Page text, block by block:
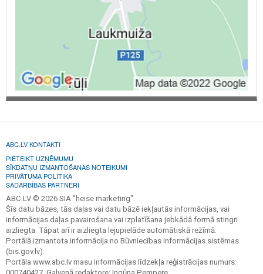
ABC.LV KONTAKTI
PIETEIKT UZŅĒMUMU
SĪKDATŅU IZMANTOŠANAS NOTEIKUMI
PRIVĀTUMA POLITIKA
SADARBĪBAS PARTNERI
ABC.LV © 2026 SIA "heise marketing".
Šīs datu bāzes, tās daļas vai datu bāzē iekļautās informācijas, vai
informācijas daļas pavairošana vai izplatīšana jebkādā formā stingri
aizliegta. Tāpat arī ir aizliegta lejupielāde automātiskā režīmā.
Portālā izmantota informācija no Būvniecības informācijas sistēmas
(bis.gov.lv).
Portāla www.abc.lv masu informācijas līdzekļa reģistrācijas numurs: